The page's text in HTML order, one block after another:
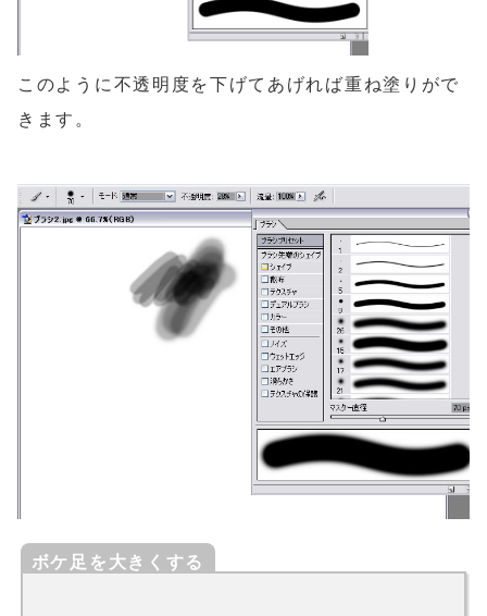
このように不透明度を下げてあげれば重ね塗りがで
きます。
ボケ足を大きくする